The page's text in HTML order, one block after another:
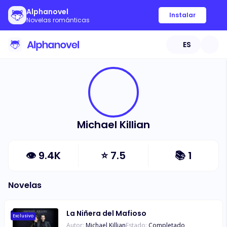
Alphanovel
Novelas románticas
Instalar
ES
Michael Killian
👁 9.4K ⭐7.5 📚 1
Novelas
Exclusivo La Niñera del Mafioso
Autor: Michael KillianEstado: Completado